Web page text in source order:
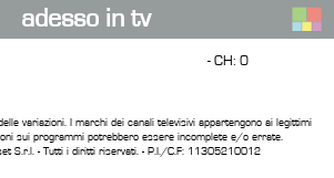
adesso in tv
- CH: 0
variazioni. I marchi dei canali televisivi appartengono ai legittimi
sui programmi potrebbero essere incomplete e/o errate.
S.r.l. - Tutti i diritti riservati. - P.I./C.F: 11305210012